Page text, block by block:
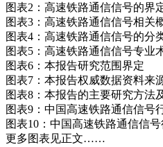
图表2：高速铁路通信信号的界
图表3：高速铁路通信信号相关
图表4：高速铁路通信信号的分
图表5：高速铁路通信信号专业
图表6：本报告研究范围界定
图表7：本报告权威数据资料来
图表8：本报告的主要研究方法
图表9：中国高速铁路通信信号
图表10：中国高速铁路通信信
更多图表见正文……